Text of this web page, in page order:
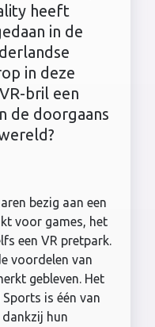
heeft
in de
in deze
bril een
de doorgaans
bezig aan een
voor games, het
een VR pretpark.
voordelen van
gebleven. Het
is één van
hun